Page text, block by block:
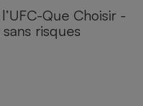
Que Choisir -
risques